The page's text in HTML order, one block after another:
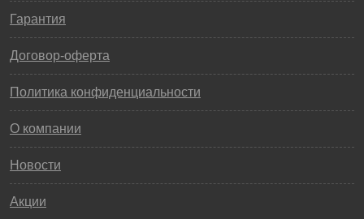
Гарантия
Договор-оферта
Политика конфиденциальности
О компании
Новости
Акции